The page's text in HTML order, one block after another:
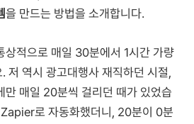
을 만드는 방법을 소개합니다.
상적으로 매일 30분에서 1시간 가량
저 역시 광고대행사 재직하던 시절,
만 매일 20분씩 걸리던 때가 있었습
로 자동화했더니, 20분이 0분